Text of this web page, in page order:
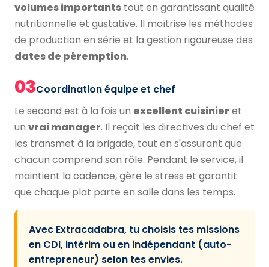
volumes importants tout en garantissant qualité
nutritionnelle et gustative. Il maîtrise les méthodes
de production en série et la gestion rigoureuse des
dates de péremption.
03Coordination équipe et chef
Le second est à la fois un excellent cuisinier et
un vrai manager. Il reçoit les directives du chef et
les transmet à la brigade, tout en s'assurant que
chacun comprend son rôle. Pendant le service, il
maintient la cadence, gère le stress et garantit
que chaque plat parte en salle dans les temps.
Avec Extracadabra, tu choisis tes missions
en CDI, intérim ou en indépendant (auto-
entrepreneur) selon tes envies.